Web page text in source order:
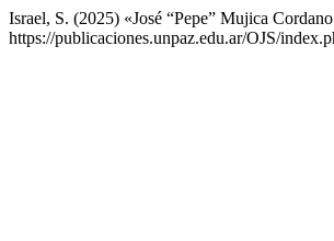
Israel, S. (2025) «José “Pepe” Mujica
https://publicaciones.unpaz.edu.ar/OJS/